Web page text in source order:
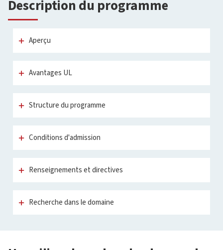
Description du programme
Aperçu
Avantages UL
Structure du programme
Conditions d'admission
Renseignements et directives
Recherche dans le domaine